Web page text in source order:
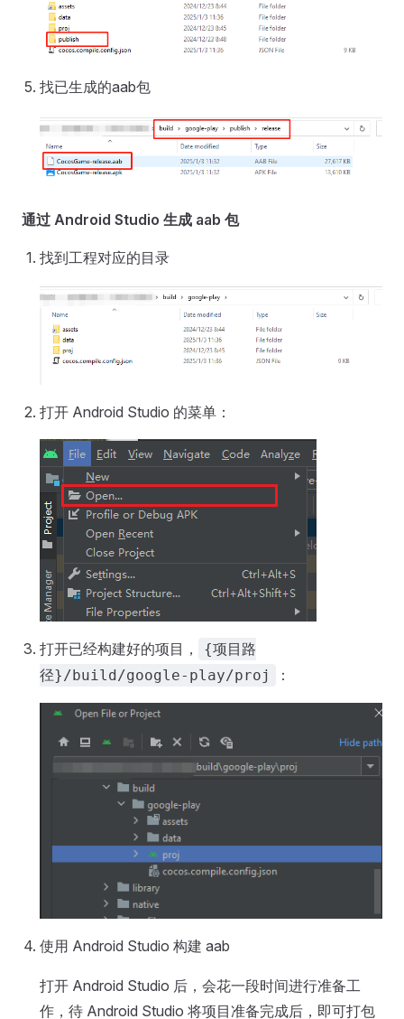
找已生成的aab包
通过 Android Studio 生成 aab 包
找到工程对应的目录
打开 Android Studio 的菜单：
打开已经构建好的项目，
{项目路
径}/build/google-play/proj
：
使用 Android Studio 构建 aab
打开 Android Studio 后，会花一段时间进行准备工
作，待 Android Studio 将项目准备完成后，即可打包